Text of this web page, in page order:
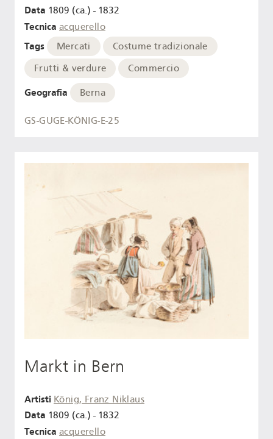
Data 1809 (ca.) - 1832
Tecnica acquerello
Tags Mercati
Costume tradizionale
Frutti & verdure
Commercio
Geografia Berna
GS-GUGE-KÖNIG-E-25
Markt in Bern
Artisti König, Franz Niklaus
Data 1809 (ca.) - 1832
Tecnica acquerello